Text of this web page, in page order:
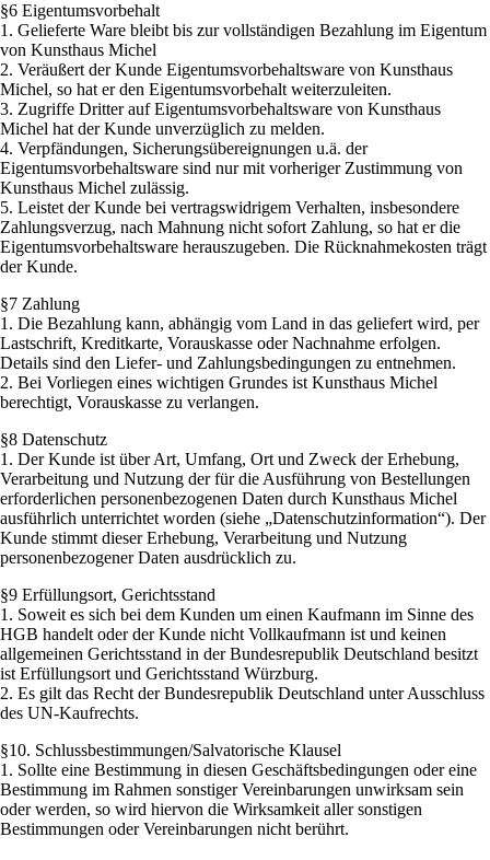
§6 Eigentumsvorbehalt
1. Gelieferte Ware bleibt bis zur vollständigen Bezahlung im Eigentum
von Kunsthaus Michel
2. Veräußert der Kunde Eigentumsvorbehaltsware von Kunsthaus
Michel, so hat er den Eigentumsvorbehalt weiterzuleiten.
3. Zugriffe Dritter auf Eigentumsvorbehaltsware von Kunsthaus
Michel hat der Kunde unverzüglich zu melden.
4. Verpfändungen, Sicherungsübereignungen u.ä. der
Eigentumsvorbehaltsware sind nur mit vorheriger Zustimmung von
Kunsthaus Michel zulässig.
5. Leistet der Kunde bei vertragswidrigem Verhalten, insbesondere
Zahlungsverzug, nach Mahnung nicht sofort Zahlung, so hat er die
Eigentumsvorbehaltsware herauszugeben. Die Rücknahmekosten trägt
der Kunde.
§7 Zahlung
1. Die Bezahlung kann, abhängig vom Land in das geliefert wird, per
Lastschrift, Kreditkarte, Vorauskasse oder Nachnahme erfolgen.
Details sind den Liefer- und Zahlungsbedingungen zu entnehmen.
2. Bei Vorliegen eines wichtigen Grundes ist Kunsthaus Michel
berechtigt, Vorauskasse zu verlangen.
§8 Datenschutz
1. Der Kunde ist über Art, Umfang, Ort und Zweck der Erhebung,
Verarbeitung und Nutzung der für die Ausführung von Bestellungen
erforderlichen personenbezogenen Daten durch Kunsthaus Michel
ausführlich unterrichtet worden (siehe „Datenschutzinformation“). Der
Kunde stimmt dieser Erhebung, Verarbeitung und Nutzung
personenbezogener Daten ausdrücklich zu.
§9 Erfüllungsort, Gerichtsstand
1. Soweit es sich bei dem Kunden um einen Kaufmann im Sinne des
HGB handelt oder der Kunde nicht Vollkaufmann ist und keinen
allgemeinen Gerichtsstand in der Bundesrepublik Deutschland besitzt
ist Erfüllungsort und Gerichtsstand Würzburg.
2. Es gilt das Recht der Bundesrepublik Deutschland unter Ausschluss
des UN-Kaufrechts.
§10. Schlussbestimmungen/Salvatorische Klausel
1. Sollte eine Bestimmung in diesen Geschäftsbedingungen oder eine
Bestimmung im Rahmen sonstiger Vereinbarungen unwirksam sein
oder werden, so wird hiervon die Wirksamkeit aller sonstigen
Bestimmungen oder Vereinbarungen nicht berührt.